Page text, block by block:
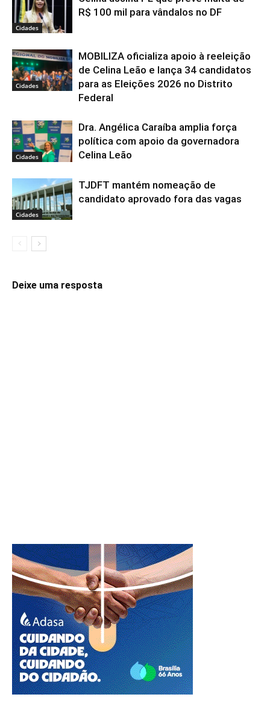
Cidades
R$ 100 mil para vândalos no DF
Cidades
MOBILIZA oficializa apoio à reeleição
de Celina Leão e lança 34 candidatos
para as Eleições 2026 no Distrito
Federal
Cidades
Dra. Angélica Caraíba amplia força
política com apoio da governadora
Celina Leão
Cidades
TJDFT mantém nomeação de
candidato aprovado fora das vagas
Deixe uma resposta